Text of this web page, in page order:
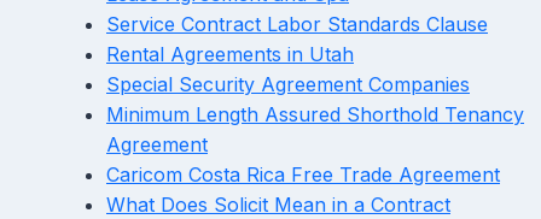
Service Contract Labor Standards Clause
Rental Agreements in Utah
Special Security Agreement Companies
Minimum Length Assured Shorthold Tenancy
Agreement
Caricom Costa Rica Free Trade Agreement
What Does Solicit Mean in a Contract